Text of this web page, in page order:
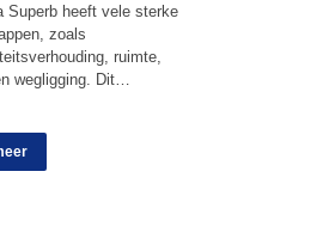
Superb heeft vele sterke
zoals
ruimte,
wegligging. Dit…